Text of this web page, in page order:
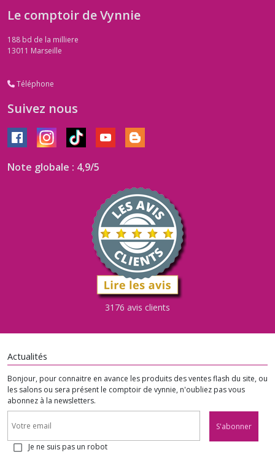
Le comptoir de Vynnie
188 bd de la milliere
13011 Marseille
Téléphone
Suivez nous
Note globale : 4,9/5
3176 avis clients
Actualités
Bonjour, pour connaitre en avance les produits des ventes flash du site, ou
les salons ou sera présent le comptoir de vynnie, n'oubliez pas vous
abonnez à la newsletters.
S'abonner
Je ne suis pas un robot